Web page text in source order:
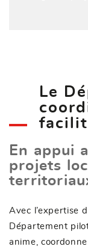
Le
En appui
projets
Avec l’expertise
Département
anime,